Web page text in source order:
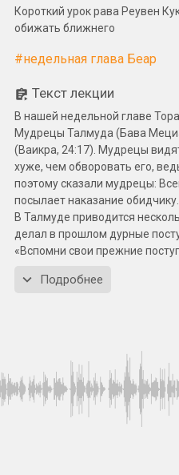
Короткий урок рава Реувен
обижать ближнего
#недельная глава Беар
Текст лекции
В нашей недельной главе
Мудрецы Талмуда (Бава
(Ваикра, 24:17). Мудрецы
хуже, чем обворовать его,
поэтому сказали мудрецы:
посылает наказание обидчику.
В Талмуде приводится
делал в прошлом дурные
«Вспомни свои прежние
наказание за твои грехи».
человек уже купил какую-то
не спросить продавца, по
выяснять цену вещи, когда
наиболее низкую цену в
продавцу, что не собирается
Подробнее